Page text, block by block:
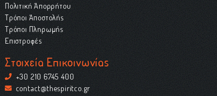
Πολιτική Απορρήτου
Τρόποι Αποστολής
Τρόποι Πληρωμής
Επιστροφές
Στοιχεία Επικοινωνίας
+30 210 6745 400
contact@thespiritco.gr